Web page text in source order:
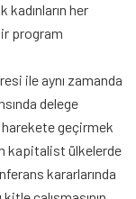
kadınların her
program
ile aynı zamanda
delege
harekete geçirmek
kapitalist ülkelerde
kararlarında